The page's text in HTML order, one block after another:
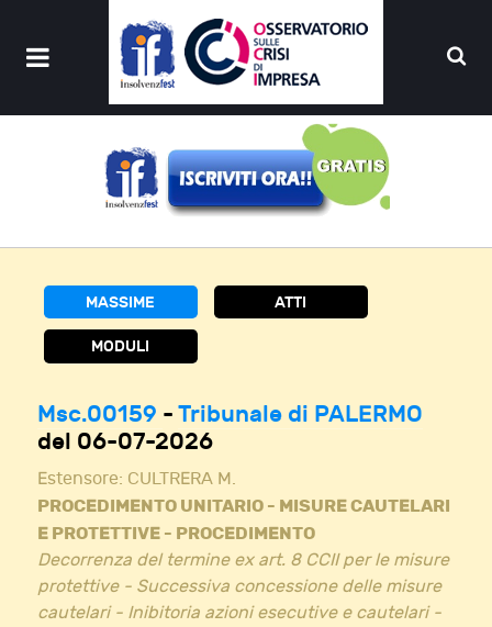
MASSIME ATTI
MODULI
Msc.00159 - Tribunale di PALERMO
del 06-07-2026
Estensore: CULTRERA M.
PROCEDIMENTO UNITARIO - MISURE CAUTELARI
E PROTETTIVE - PROCEDIMENTO
Decorrenza del termine ex art. 8 CCII per le misure
protettive - Successiva concessione delle misure
cautelari - Inibitoria azioni esecutive e cautelari -